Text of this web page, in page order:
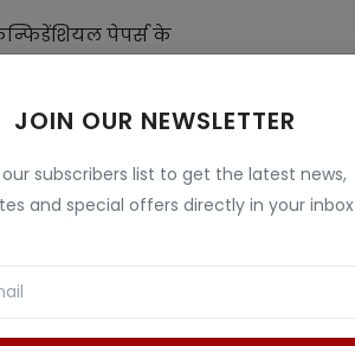
JOIN OUR NEWSLETTER
our subscribers list to get the latest news,
and special offers directly in your inbox
पेपर्स के
और ग्रीन फाइनेंस
है। हालांकि फाइनल
जो आईपीओ प्राइस